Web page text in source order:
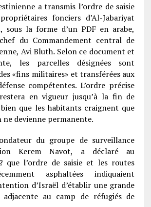
a transmis l’ordre de saisie
fonciers d’Al-Jabariyat
sous la forme d’un PDF en arabe,
du Commandement central de
Avi Bluth. Selon ce document et
les parcelles désignées sont
«fins militaires» et transférées aux
compétentes. L’ordre précise
en vigueur jusqu’à la fin de
bien que les habitants craignent que
devienne permanente.
du groupe de surveillance
Kerem Navot, a déclaré au
que l’ordre de saisie et les routes
asphaltées indiquaient
d’Israël d’établir une grande
adjacente au camp de réfugiés de